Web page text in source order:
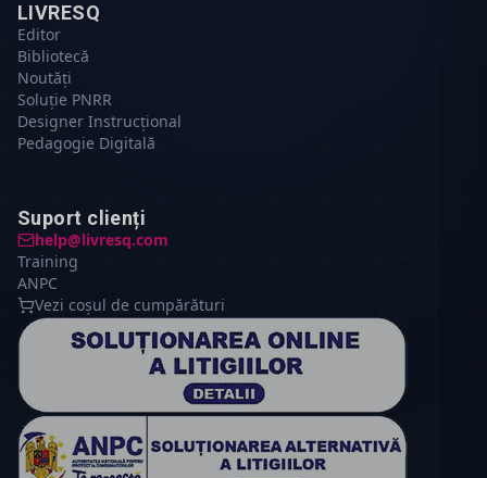
LIVRESQ
Editor
Bibliotecă
Noutăți
Soluție PNRR
Designer Instrucțional
Pedagogie Digitală
Suport clienți
help@livresq.com
Training
ANPC
Vezi coșul de cumpărături